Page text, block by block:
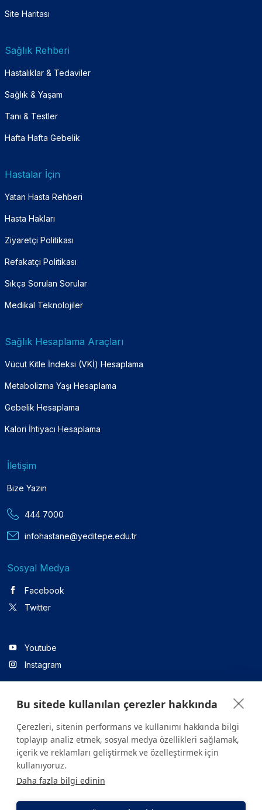
Site Haritası
Sağlık Rehberi
Hastalıklar & Tedaviler
Sağlık & Yaşam
Tanı & Testler
Hafta Hafta Gebelik
Hastalar İçin
Yatan Hasta Rehberi
Hasta Hakları
Ziyaretçi Politikası
Refakatçi Politikası
Sıkça Sorulan Sorular
Medikal Teknolojiler
Sağlık Hesaplama Araçları
Vücut Kitle İndeksi (VKİ) Hesaplama
Metabolizma Yaşı Hesaplama
Gebelik Hesaplama
Kalori İhtiyacı Hesaplama
İletişim
Bize Yazın
444 7000
infohastane@yeditepe.edu.tr
Sosyal Medya
Facebook
Twitter
Youtube
Instagram
Linkedin
Sitede yer alan tüm içerikler yalnızca bilgilendirme amaçlıdır.
Sağlığınızla ilgili sorularınız için mutlaka doktoruza ya da bir sağlık
kuruluşuna başvurunuz.
Bu sitede kullanılan çerezler hakkında
Çerezleri, sitenin performans ve kullanımı hakkında bilgi
toplayıp analiz etmek, sosyal medya özellikleri sağlamak,
içerik ve reklamları geliştirmek ve özelleştirmek için
kullanıyoruz.
Daha fazla bilgi edinin